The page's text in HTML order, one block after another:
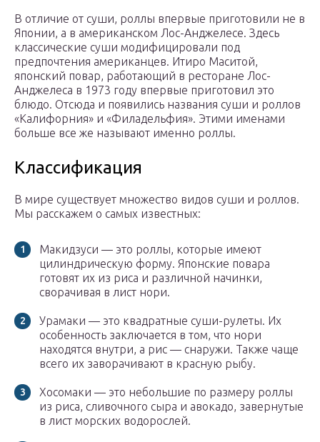
В отличие от суши, роллы впервые приготовили не в
Японии, а в американском Лос-Анджелесе. Здесь
классические суши модифицировали под
предпочтения американцев. Итиро Маситой,
японский повар, работающий в ресторане Лос-
Анджелеса в 1973 году впервые приготовил это
блюдо. Отсюда и появились названия суши и роллов
«Калифорния» и «Филадельфия». Этими именами
больше все же называют именно роллы.
Классификация
В мире существует множество видов суши и роллов.
Мы расскажем о самых известных:
Макидзуси — это роллы, которые имеют
цилиндрическую форму. Японские повара
готовят их из риса и различной начинки,
сворачивая в лист нори.
Урамаки — это квадратные суши-рулеты. Их
особенность заключается в том, что нори
находятся внутри, а рис — снаружи. Также чаще
всего их заворачивают в красную рыбу.
Хосомаки — это небольшие по размеру роллы
из риса, сливочного сыра и авокадо, завернутые
в лист морских водорослей.